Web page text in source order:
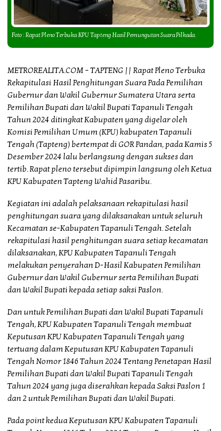
Foto : Rapat Pleno Terbuka KPU Tapteng Hasil Pemungutan Suara Pilkada.
METROREALITA.COM – TAPTENG || Rapat Pleno Terbuka
Rekapitulasi Hasil Penghitungan Suara Pada Pemilihan
Gubernur dan Wakil Gubernur Sumatera Utara serta
Pemilihan Bupati dan Wakil Bupati Tapanuli Tengah
Tahun 2024 ditingkat Kabupaten yang digelar oleh
Komisi Pemilihan Umum (KPU) kabupaten Tapanuli
Tengah (Tapteng) bertempat di GOR Pandan, pada Kamis 5
Desember 2024 lalu berlangsung dengan sukses dan
tertib. Rapat pleno tersebut dipimpin langsung oleh Ketua
KPU Kabupaten Tapteng Wahid Pasaribu.
Kegiatan ini adalah pelaksanaan rekapitulasi hasil
penghitungan suara yang dilaksanakan untuk seluruh
Kecamatan se-Kabupaten Tapanuli Tengah. Setelah
rekapitulasi hasil penghitungan suara setiap kecamatan
dilaksanakan, KPU Kabupaten Tapanuli Tengah
melakukan penyerahan D-Hasil Kabupaten Pemilihan
Gubernur dan Wakil Gubernur serta Pemilihan Bupati
dan Wakil Bupati kepada setiap saksi Paslon.
Dan untuk Pemilihan Bupati dan Wakil Bupati Tapanuli
Tengah, KPU Kabupaten Tapanuli Tengah membuat
Keputusan KPU Kabupaten Tapanuli Tengah yang
tertuang dalam Keputusan KPU Kabupaten Tapanuli
Tengah Nomor 1846 Tahun 2024 Tentang Penetapan Hasil
Pemilihan Bupati dan Wakil Bupati Tapanuli Tengah
Tahun 2024 yang juga diserahkan kepada Saksi Paslon 1
dan 2 untuk Pemilihan Bupati dan Wakil Bupati.
Pada point kedua Keputusan KPU Kabupaten Tapanuli